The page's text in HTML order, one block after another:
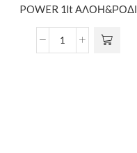
POWER 1lt ΑΛΟΗ&ΡΟΔΙ